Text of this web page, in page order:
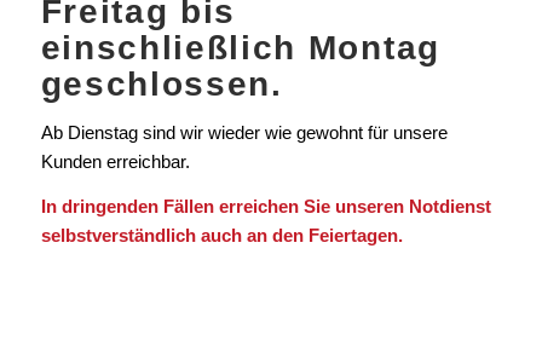
Freitag bis
einschließlich Montag
geschlossen.
Ab Dienstag sind wir wieder wie gewohnt für unsere
Kunden erreichbar.
In dringenden Fällen erreichen Sie unseren Notdienst
selbstverständlich auch an den Feiertagen.